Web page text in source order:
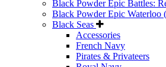
Black Powder Epic Battles:
Black Powder Epic Waterloo
Black Seas
Accessories
French Navy
Pirates & Privateers